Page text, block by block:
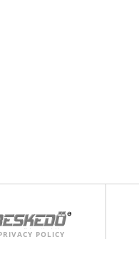
POLICY